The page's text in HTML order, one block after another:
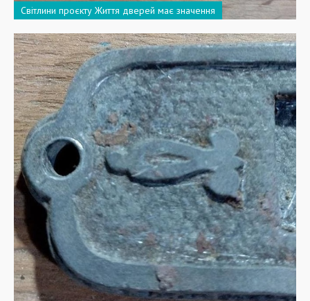
Світлини проєкту Життя дверей має значення